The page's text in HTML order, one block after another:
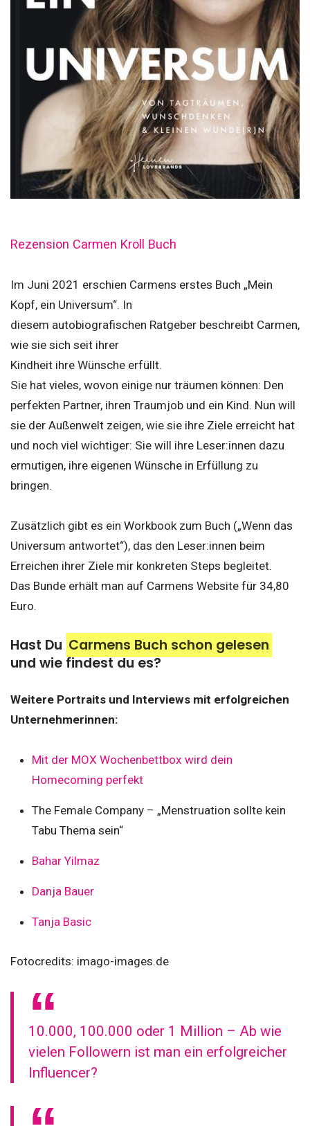
Rezension Carmen Kroll Buch
Im Juni 2021 erschien Carmens erstes Buch „Mein
Kopf, ein Universum“. In
diesem autobiografischen Ratgeber beschreibt Carmen,
wie sie sich seit ihrer
Kindheit ihre Wünsche erfüllt.
Sie hat vieles, wovon einige nur träumen können: Den
perfekten Partner, ihren Traumjob und ein Kind. Nun will
sie der Außenwelt zeigen, wie sie ihre Ziele erreicht hat
und noch viel wichtiger: Sie will ihre Leser:innen dazu
ermutigen, ihre eigenen Wünsche in Erfüllung zu
bringen.
Zusätzlich gibt es ein Workbook zum Buch („Wenn das
Universum antwortet“), das den Leser:innen beim
Erreichen ihrer Ziele mir konkreten Steps begleitet.
Das Bunde erhält man auf Carmens Website für 34,80
Euro.
Hast Du Carmens Buch schon gelesen
und wie findest du es?
Weitere Portraits und Interviews mit erfolgreichen
Unternehmerinnen:
Mit der MOX Wochenbettbox wird dein
Homecoming perfekt
The Female Company – „Menstruation sollte kein
Tabu Thema sein“
Bahar Yilmaz
Danja Bauer
Tanja Basic
Fotocredits: imago-images.de
10.000, 100.000 oder 1 Million – Ab wie
vielen Followern ist man ein erfolgreicher
Influencer?